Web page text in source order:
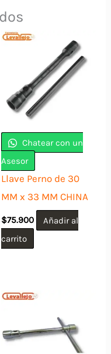
Chatear con un
Asesor
Llave Perno de 30
MM x 33 MM CHINA
$75.900
Añadir al
carrito